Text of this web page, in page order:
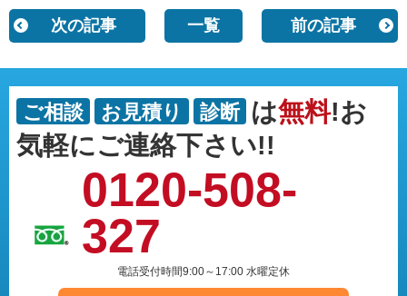
次の記事 一覧 前の記事
ご相談 お見積り 診断 は無料!お
気軽にご連絡下さい!!
0120-508-
327
電話受付時間9:00～17:00 水曜定休